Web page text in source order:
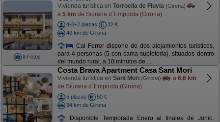
8 Fotos
Vivienda turística en Torroella de Fluvia (Girona)
a 5 km de Siurana d´Emporda (Girona)
4-8+2 plazas
32 €
40 km de Girona
Cal Ferrer dispone de dos alojamientos turísticos,
para 4 personas (5 con cama supletoria), situados dentro
del mundo rural, a 10 minutos de ...
Costa Brava Apartment Casa Sant Mori
Vivienda turística en Sant Mori (Girona) a 6,6 km
de Siurana d´Emporda (Girona)
5 plazas
50 €
34 km de Girona
Disponible Temporada Enero al finales de Junio.